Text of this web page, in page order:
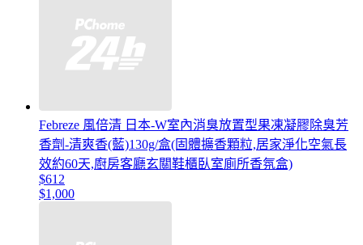
Febreze 風倍清 日本-W室內消臭放置型果凍凝膠除臭芳
香劑-清爽香(藍)130g/盒(固體擴香顆粒,居家淨化空氣長
效約60天,廚房客廳玄關鞋櫃臥室廁所香氛盒)
$612
$1,000